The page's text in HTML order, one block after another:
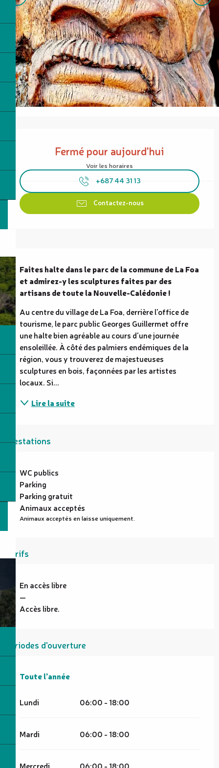
Fermé pour aujourd'hui
Voir les horaires
+687 44 31 13
Contactez-nous
Description
Faites halte dans le parc de la commune de La Foa
et admirez-y les sculptures faites par des
artisans de toute la Nouvelle-Calédonie !
Au centre du village de La Foa, derrière l'office de
tourisme, le parc public Georges Guillermet offre
une halte bien agréable au cours d'une journée
ensoleillée. À côté des palmiers endémiques de la
région, vous y trouverez de majestueuses
sculptures en bois, façonnées par les artistes
locaux. Si...
Lire la suite
Prestations
WC publics
Parking
Parking gratuit
Animaux acceptés
Animaux acceptés en laisse uniquement.
Tarifs
En accès libre
—
Accès libre.
Périodes d'ouverture
Toute l'année
Toute l'année
Lundi 06:00 - 18:00
Mardi 06:00 - 18:00
Mercredi 06:00 - 18:00